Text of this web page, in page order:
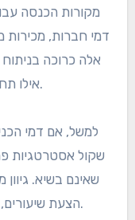
מקורות הכנסה
דמי חברות, מכירות
אלה כרוכה
אילו תחומים פועלים היטב או לא פועלים היטב.
למשל, אם דמי
שקול אסטרטגיות
שאינם בשיא.
הצעת שיעורים, יכול גם לשדרג את היציבות הפיננסית.